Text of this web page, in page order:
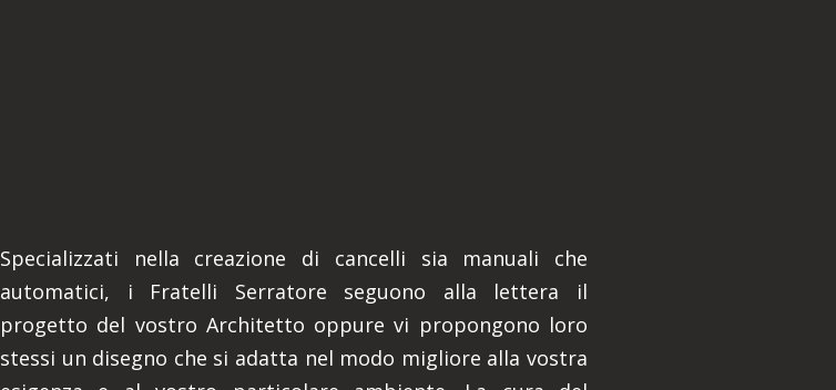
Specializzati nella creazione di cancelli sia manuali che
automatici, i Fratelli Serratore seguono alla lettera il
progetto del vostro Architetto oppure vi propongono loro
stessi un disegno che si adatta nel modo migliore alla vostra